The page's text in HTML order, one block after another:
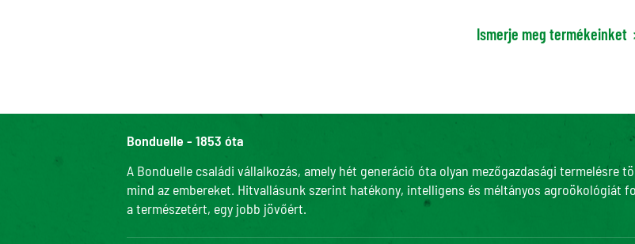
Ismerje meg termékeinket
Bonduelle - 1853 óta
A Bonduelle családi vállalkozás, amely hét generáció óta olyan mezőgazdasági
mind az embereket. Hitvallásunk szerint hatékony, intelligens és méltányos agroökológiát
a természetért, egy jobb jövőért.